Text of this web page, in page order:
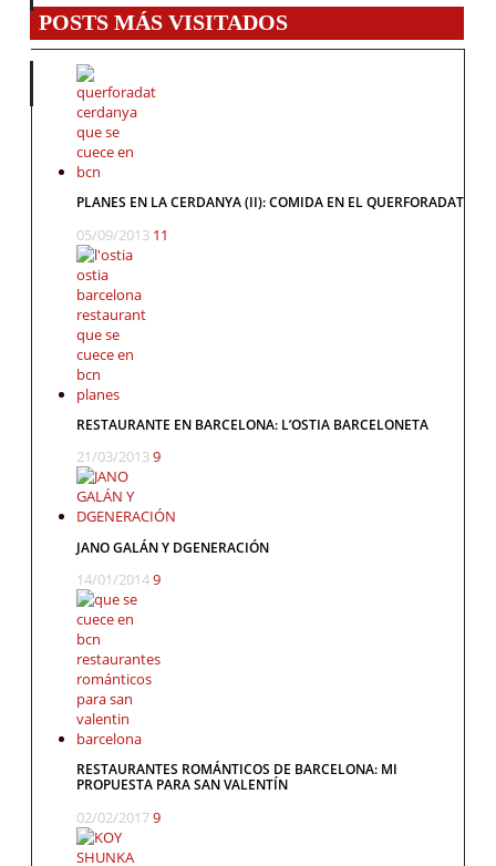
POSTS MÁS VISITADOS
PLANES EN LA CERDANYA (II): COMIDA EN EL QUERFORADAT
05/09/2013 11
RESTAURANTE EN BARCELONA: L’OSTIA BARCELONETA
21/03/20139
JANO GALÁN Y DGENERACIÓN
14/01/20149
RESTAURANTES ROMÁNTICOS DE BARCELONA: MI
PROPUESTA PARA SAN VALENTÍN
02/02/20179